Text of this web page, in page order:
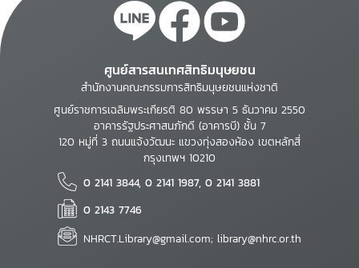
ศูนย์สารสนเทศสิทธิมนุษยชน
สำนักงานคณะกรรมการสิทธิมนุษยชนแห่งชาติ
ศูนย์ราชการเฉลิมพระเกียรติ 80 พรรษา 5 ธันวาคม 2550
อาคารรัฐประศาสนภักดี (อาคารบี) ชั้น 7
120 หมู่ที่ 3 ถนนแจ้งวัฒนะ แขวงทุ่งสองห้อง เขตหลักสี่
กรุงเทพฯ 10210
0 2141 3844, 0 2141 1987, 0 2141 3881
0 2143 7746
NHRCT.Library@gmail.com; library@nhrc.or.th